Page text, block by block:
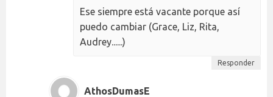
Ese siempre está vacante porque así
puedo cambiar (Grace, Liz, Rita,
Audrey......)
Responder
AthosDumasE